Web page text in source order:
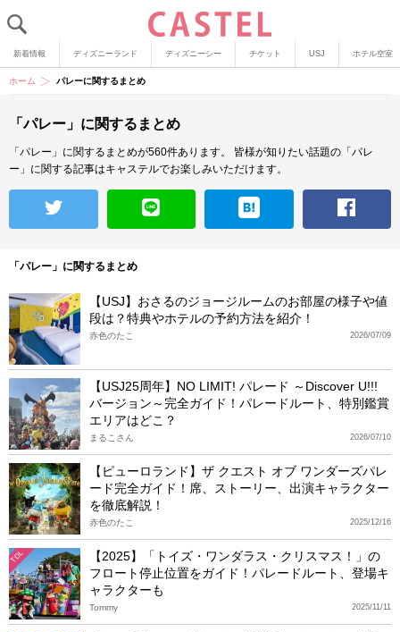
新着情報 ディズニーランド ディズニーシー チケット USJ ホテル空室
ホーム パレーに関するまとめ
「パレー」に関するまとめ
「パレー」に関するまとめが560件あります。
皆様が知りたい話題の「パレ
ー」に関する記事はキャステルでお楽しみいただけます。
「パレー」に関するまとめ
【USJ】おさるのジョージルームのお部屋の様子や値
段は？特典やホテルの予約方法を紹介！
2026/07/09
赤色のたこ
【USJ25周年】NO LIMIT! パレード ～Discover U!!!
バージョン～完全ガイド！パレードルート、特別鑑賞
エリアはどこ？
2026/07/10
まるこさん
【ピューロランド】ザ クエスト オブ ワンダーズパレ
ード完全ガイド！席、ストーリー、出演キャラクター
を徹底解説！
2025/12/16
赤色のたこ
TDL
【2025】「トイズ・ワンダラス・クリスマス！」の
フロート停止位置をガイド！パレードルート、登場キ
ャラクターも
2025/11/11
Tommy